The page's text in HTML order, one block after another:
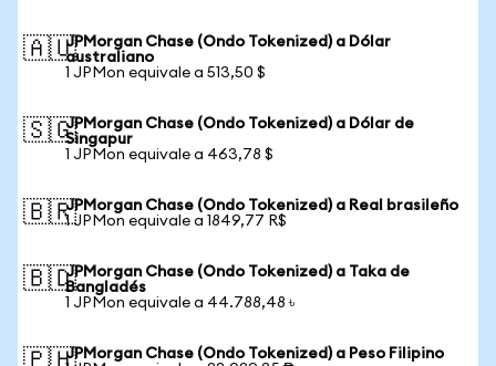
🇦🇺JPMorgan Chase (Ondo Tokenized) a Dólar
australiano
1 JPMon equivale a 513,50 $
🇸🇬JPMorgan Chase (Ondo Tokenized) a Dólar de
Singapur
1 JPMon equivale a 463,78 $
🇧🇷JPMorgan Chase (Ondo Tokenized) a Real brasileño
1 JPMon equivale a 1849,77 R$
🇧🇩JPMorgan Chase (Ondo Tokenized) a Taka de
Bangladés
1 JPMon equivale a 44.788,48 ৳
JPMorgan Chase (Ondo Tokenized) a Peso Filipino